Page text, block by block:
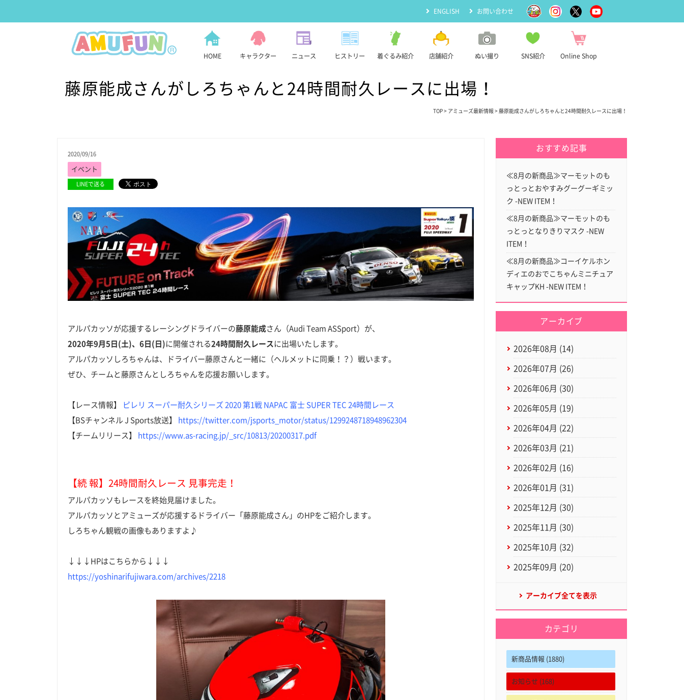
ENGLISH お問い合わせ
HOME キャラクター ニュース ヒストリー 着ぐるみ紹介 店舗紹介 ぬい撮り SNS紹介 Online Shop
藤原能成さんがしろちゃんと24時間耐久レースに出場！
TOP > アミューズ最新情報 > 藤原能成さんがしろちゃんと24時間耐久レースに出場！
2020/09/16
イベント
LINEで送る
アルパカッソが応援するレーシングドライバーの藤原能成さん（Audi Team ASSport）が、
2020年9月5日(土)、6日(日) に開催される24時間耐久レース に出場いたします。
アルパカッソしろちゃんは、ドライバー藤原さんと一緒に（ヘルメットに同乗！？）戦います。
ぜひ、チームと藤原さんとしろちゃんを応援お願いします。
【レース情報】
ピレリ スーパー耐久シリーズ 2020 第1戦 NAPAC 富士 SUPER TEC 24時間レース
【BSチャンネル J Sports放送】
https://twitter.com/jsports_motor/status/1299248718948962304
【チームリリース】
https://www.as-racing.jp/_src/10813/20200317.pdf
【続 報】24時間耐久レース 見事完走！
アルパカッソもレースを終始見届けました。
アルパカッソとアミューズが応援するドライバー「藤原能成さん」のHPをご紹介します。
しろちゃん観戦の画像もありますよ♪
↓↓↓HPはこちらから↓↓↓
https://yoshinarifujiwara.com/archives/2218
おすすめ記事
≪8月の新商品≫マーモットのも
っとっとおやすみグーグーギミッ
ク -NEW ITEM！
≪8月の新商品≫マーモットのも
っとっとなりきりマスク -NEW
ITEM！
≪8月の新商品≫コーイケルホン
ディエのおでこちゃんミニチュア
キャップKH -NEW ITEM！
アーカイブ
2026年08月 (14)
2026年07月 (26)
2026年06月 (30)
2026年05月 (19)
2026年04月 (22)
2026年03月 (21)
2026年02月 (16)
2026年01月 (31)
2025年12月 (30)
2025年11月 (30)
2025年10月 (32)
2025年09月 (20)
アーカイブ全てを表示
カテゴリ
新商品情報 (1880)
お知らせ (168)